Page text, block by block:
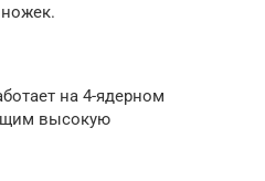
на 4-ядерном
высокую